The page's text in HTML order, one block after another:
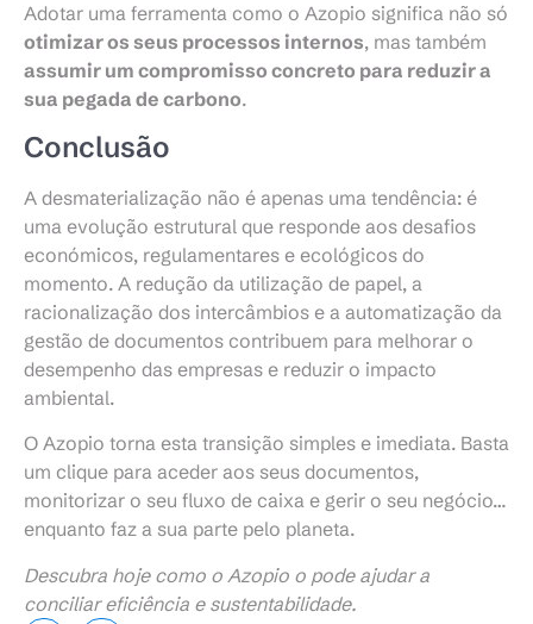
Adotar uma ferramenta como o Azopio significa não só
otimizar os seus processos internos, mas também
assumir um compromisso concreto para reduzir a
sua pegada de carbono.
Conclusão
A desmaterialização não é apenas uma tendência: é
uma evolução estrutural que responde aos desafios
económicos, regulamentares e ecológicos do
momento. A redução da utilização de papel, a
racionalização dos intercâmbios e a automatização da
gestão de documentos contribuem para melhorar o
desempenho das empresas e reduzir o impacto
ambiental.
O Azopio torna esta transição simples e imediata. Basta
um clique para aceder aos seus documentos,
monitorizar o seu fluxo de caixa e gerir o seu negócio…
enquanto faz a sua parte pelo planeta.
Descubra hoje como o Azopio o pode ajudar a
conciliar eficiência e sustentabilidade.